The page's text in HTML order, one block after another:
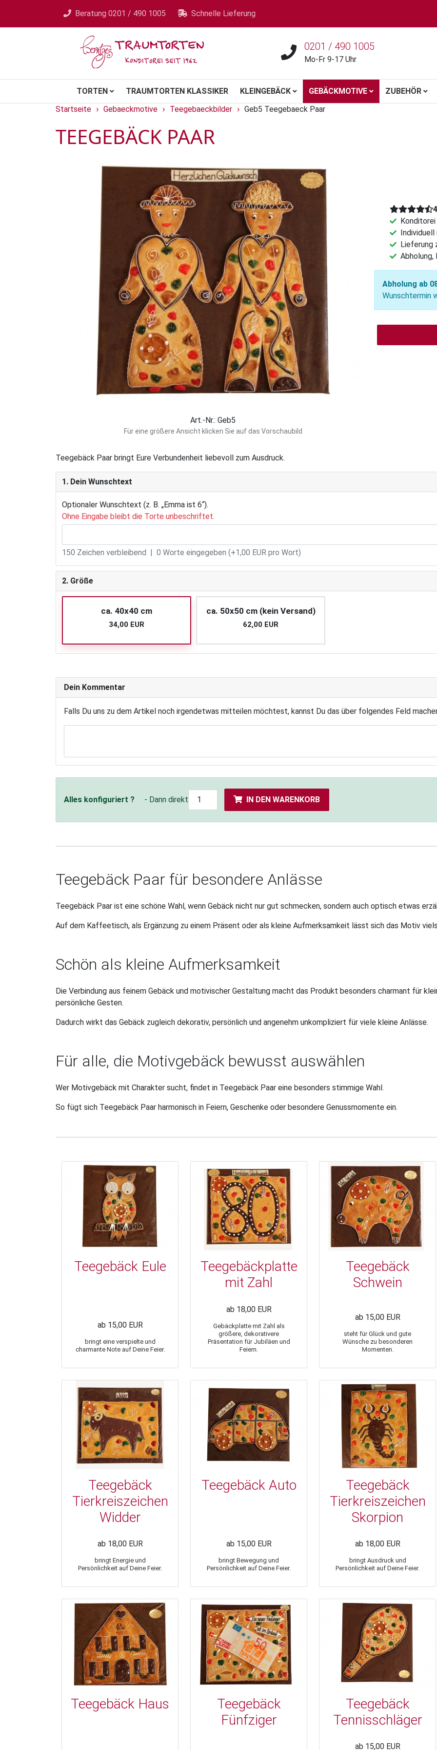
Beratung 0201 / 490 1005 Schnelle Lieferung
0201 / 490 1005
Mo-Fr 9-17 Uhr
TORTEN TRAUMTORTEN KLASSIKER KLEINGEBÄCK GEBÄCKMOTIVE
ZUBEHÖR
Startseite › Gebaeckmotive › Teegebaeckbilder › Geb5 Teegebaeck Paar
TEEGEBÄCK PAAR
Art.-Nr.: Geb5
Für eine größere Ansicht klicken Sie auf das Vorschaubild
Lieferung
Abholung,
Abholung ab
Wunschtermin
Teegebäck Paar bringt Eure Verbundenheit liebevoll zum Ausdruck.
1. Dein Wunschtext
Optionaler Wunschtext (z. B. „Emma ist 6“).
Ohne Eingabe bleibt die Torte unbeschriftet.
150 Zeichen verbleibend | 0 Worte eingegeben (+1,00 EUR pro Wort)
2. Größe
ca. 40x40 cm
34,00 EUR
ca. 50x50 cm (kein Versand)
62,00 EUR
Dein Kommentar
Falls Du uns zu dem Artikel noch irgendetwas mitteilen möchtest, kannst Du das über folgendes Feld
Alles konfiguriert ? - Dann direkt IN DEN WARENKORB
Teegebäck Paar für besondere Anlässe
Teegebäck Paar ist eine schöne Wahl, wenn Gebäck nicht nur gut schmecken, sondern auch optisch etwas
Auf dem Kaffeetisch, als Ergänzung zu einem Präsent oder als kleine Aufmerksamkeit lässt sich das Motiv
Schön als kleine Aufmerksamkeit
Die Verbindung aus feinem Gebäck und motivischer Gestaltung macht das Produkt besonders charmant für
persönliche Gesten.
Dadurch wirkt das Gebäck zugleich dekorativ, persönlich und angenehm unkompliziert für viele kleine Anlässe.
Für alle, die Motivgebäck bewusst auswählen
Wer Motivgebäck mit Charakter sucht, findet in Teegebäck Paar eine besonders stimmige Wahl.
So fügt sich Teegebäck Paar harmonisch in Feiern, Geschenke oder besondere Genussmomente ein.
Teegebäck Eule
ab 15,00 EUR
bringt eine verspielte und
charmante Note auf Deine Feier.
Teegebäckplatte
mit Zahl
ab 18,00 EUR
Gebäckplatte mit Zahl als
größere, dekorativere
Präsentation für Jubiläen und
Feiern.
Teegebäck
Schwein
ab 15,00 EUR
steht für Glück und gute
Wünsche zu besonderen
Momenten.
Teegebäck
Tierkreiszeichen
Widder
ab 18,00 EUR
bringt Energie und
Persönlichkeit auf Deine Feier.
Teegebäck Auto
ab 15,00 EUR
bringt Bewegung und
Persönlichkeit auf Deine Feier.
Teegebäck
Tierkreiszeichen
Skorpion
ab 18,00 EUR
bringt Ausdruck und
Persönlichkeit auf Deine Feier.
Teegebäck Haus
Teegebäck
Fünfziger
Teegebäck
Tennisschläger
ab 15,00 EUR